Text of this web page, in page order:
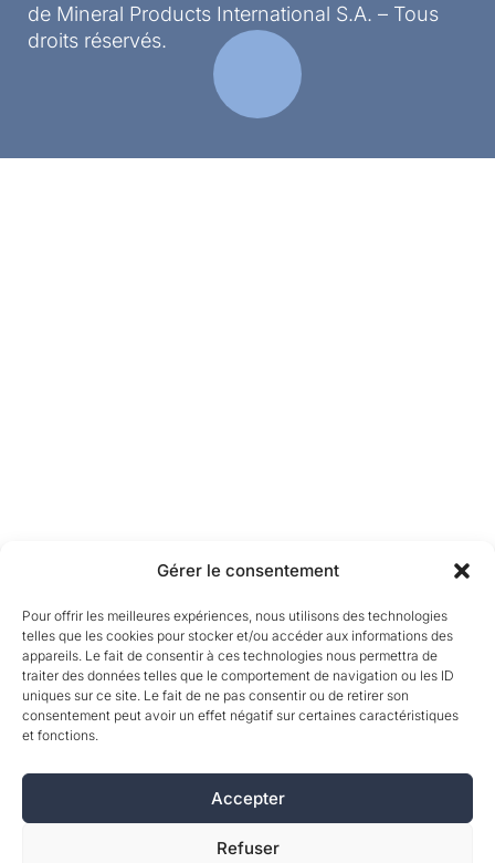
Gérer le consentement
Pour offrir les meilleures expériences, nous utilisons des technologies
telles que les cookies pour stocker et/ou accéder aux informations des
appareils. Le fait de consentir à ces technologies nous permettra de
traiter des données telles que le comportement de navigation ou les ID
uniques sur ce site. Le fait de ne pas consentir ou de retirer son
consentement peut avoir un effet négatif sur certaines caractéristiques
et fonctions.
Accepter
Refuser
de Mineral Products International S.A. – Tous
droits réservés.